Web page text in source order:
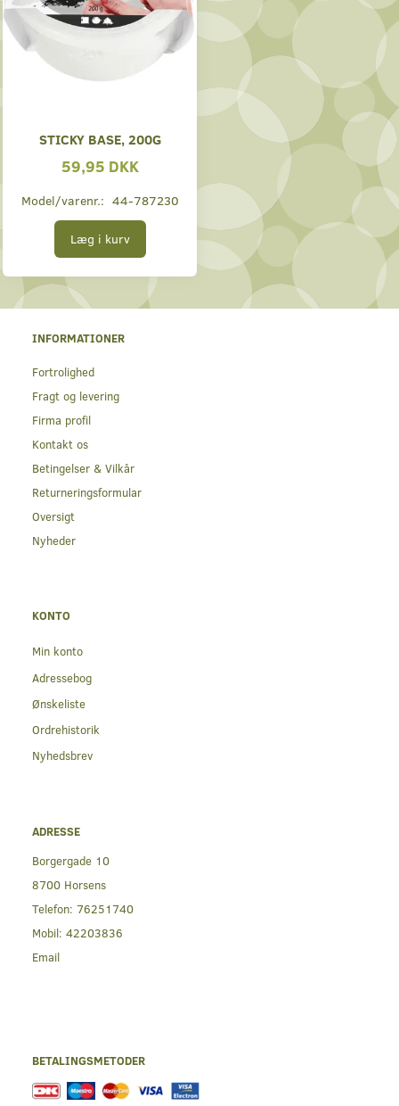
STICKY BASE, 200G
59,95 DKK
Model/varenr.: 44-787230
Læg i kurv
INFORMATIONER
Fortrolighed
Fragt og levering
Firma profil
Kontakt os
Betingelser & Vilkår
Returneringsformular
Oversigt
Nyheder
KONTO
Min konto
Adressebog
Ønskeliste
Ordrehistorik
Nyhedsbrev
ADRESSE
Borgergade 10
8700 Horsens
Telefon: 76251740
Mobil: 42203836
Email
BETALINGSMETODER